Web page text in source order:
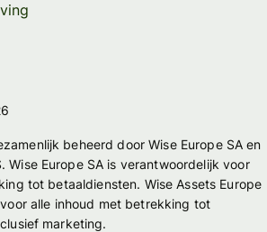
beheerd door Wise Europe SA en
Wise Europe SA is verantwoordelijk voor
tot betaaldiensten. Wise Assets Europe
alle inhoud met betrekking tot
marketing.